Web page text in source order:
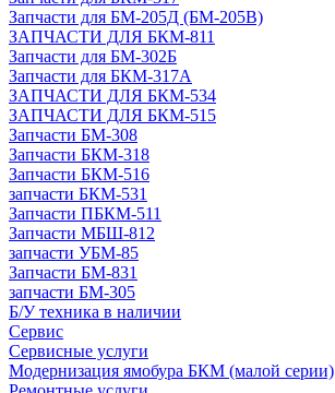
Запчасти для БМ-205Д (БМ-205В)
ЗАПЧАСТИ ДЛЯ БКМ-811
Запчасти для БМ-302Б
Запчасти для БКМ-317А
ЗАПЧАСТИ ДЛЯ БКМ-534
ЗАПЧАСТИ ДЛЯ БКМ-515
Запчасти БМ-308
Запчасти БКМ-318
Запчасти БКМ-516
запчасти БКМ-531
Запчасти ПБКМ-511
Запчасти МБШ-812
запчасти УБМ-85
Запчасти БМ-831
запчасти БМ-305
Б/У техника в наличии
Сервис
Сервисные услуги
Модернизация ямобура БКМ (малой серии)